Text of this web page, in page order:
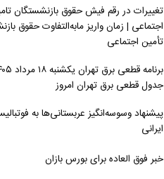
تغییرات در رقم فیش حقوق بازنشستگان
اجتماعی | زمان واریز مابه‌التفاوت حقوق
تأمین اجتماعی
جدول قطعی برق تهران امروز
پیشنهاد وسوسه‌انگیز عربستانی‌ها به
ایرانی
خبر فوق العاده برای بورس بازان